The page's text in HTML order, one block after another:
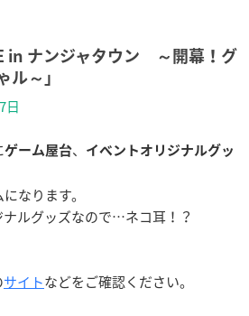
in ナンジャタウン ～開幕！グ
ル～」
日
ゲーム屋台、
イベントオリジナルグッ
なります。
ルグッズなので…ネコ耳！？
サイトなどをご確認ください。